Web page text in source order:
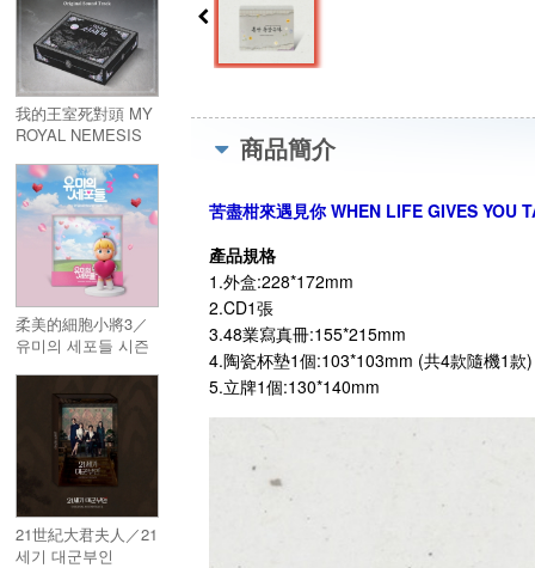
我的王室死對頭 MY
ROYAL NEMESIS
(2CD)
柔美的細胞小將3／
유미의 세포들 시즌
21世紀大君夫人／21
세기 대군부인
商品簡介
苦盡柑來遇見你 WHEN LIFE GIVES YOU
產品規格
1.外盒:228*172mm
2.CD1張
3.48業寫真冊:155*215mm
4.陶瓷杯墊1個:103*103mm (共4款隨機1款)
5.立牌1個:130*140mm